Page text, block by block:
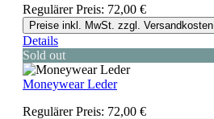
Regulärer Preis: 72,00 €
Preise inkl. MwSt. zzgl. Versandkosten
Details
Sold out
Moneywear Leder
Regulärer Preis: 72,00 €